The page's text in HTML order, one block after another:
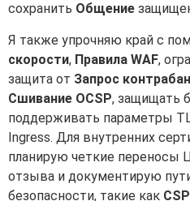
сохранить Общение
Я также упрочняю край с
скорости, Правила WAF,
защита от Запрос
Сшивание OCSP, защищать
поддерживать параметры
Ingress. Для внутренних
планирую четкие переносы
отзыва и документирую
безопасности, такие как CSP